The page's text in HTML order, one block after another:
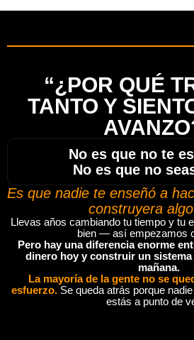
“¿POR QUÉ
TANTO Y
No es que no te
No es que no
Es que nadie te enseñó a
construyera
Llevas años cambiando tu tiempo y tu
bien — así empezamos
Pero hay una diferencia enorme
dinero hoy y construir un sistema
mañana.
La mayoría de la gente no se
esfuerzo.Se queda atrás porque
estás a punto de